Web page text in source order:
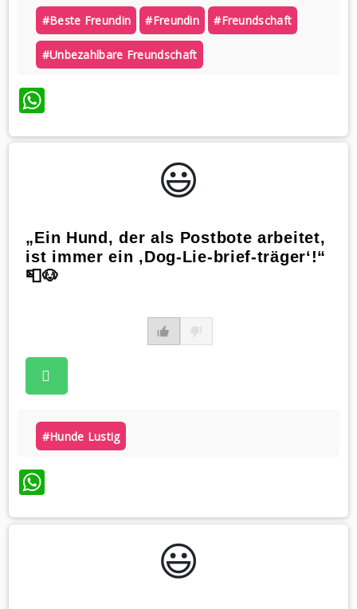
#beste Freundin #freundin #freundschaft
#unbezahlbare Freundschaft
WhatsApp
😃️
„Ein Hund, der als Postbote arbeitet,
ist immer ein ‚Dog-Lie-brief-träger‘!“
📮🐶
#hunde Lustig
WhatsApp
😃️